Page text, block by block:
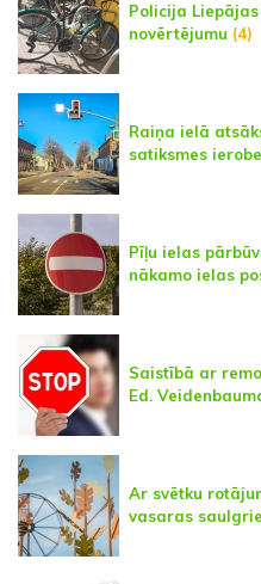
Policija
novērtējumu (4)
Raiņa ielā
satiksmes
Pīļu ielas
nākamo ielas
Saistībā ar
Ed.
Ar svētku
vasaras